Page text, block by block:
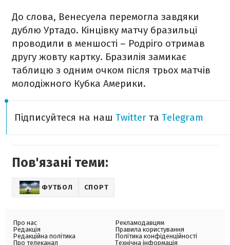
До слова, Венесуела перемогла завдяки
дублю Уртадо. Кінцівку матчу бразильці
проводили в меншості – Родріго отримав
другу жовту картку. Бразилія замикає
таблицю з одним очком після трьох матчів
молодіжного Кубка Америки.
Підписуйтеся на наш Twitter та Telegram
Пов'язані теми:
ФУТБОЛ СПОРТ
Про нас
Редакція
Редакційна політика
Про телеканал
Рекламодавцям
Правила користування
Політика конфіденційності
Технічна інформація